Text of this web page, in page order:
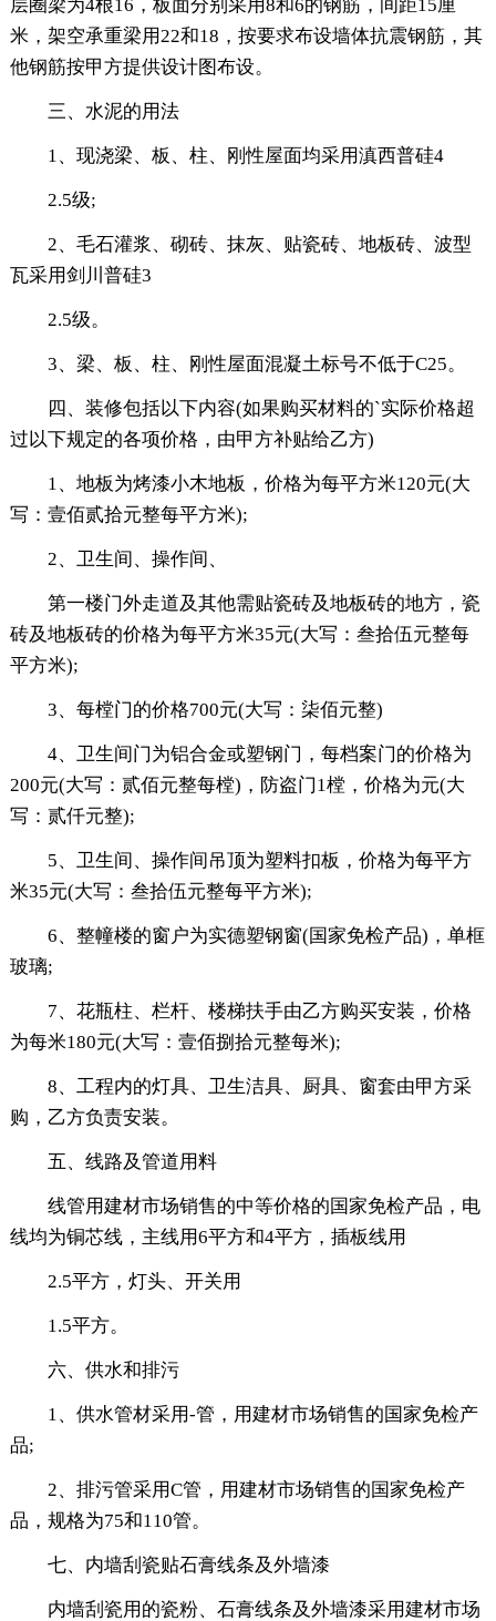
层圈梁为4根16，板面分别采用8和6的钢筋，间距15厘
米，架空承重梁用22和18，按要求布设墙体抗震钢筋，其
他钢筋按甲方提供设计图布设。
三、水泥的用法
1、现浇梁、板、柱、刚性屋面均采用滇西普硅4
2.5级;
2、毛石灌浆、砌砖、抹灰、贴瓷砖、地板砖、波型
瓦采用剑川普硅3
2.5级。
3、梁、板、柱、刚性屋面混凝土标号不低于C25。
四、装修包括以下内容(如果购买材料的`实际价格超
过以下规定的各项价格，由甲方补贴给乙方)
1、地板为烤漆小木地板，价格为每平方米120元(大
写：壹佰贰拾元整每平方米);
2、卫生间、操作间、
第一楼门外走道及其他需贴瓷砖及地板砖的地方，瓷
砖及地板砖的价格为每平方米35元(大写：叁拾伍元整每
平方米);
3、每樘门的价格700元(大写：柒佰元整)
4、卫生间门为铝合金或塑钢门，每档案门的价格为
200元(大写：贰佰元整每樘)，防盗门1樘，价格为元(大
写：贰仟元整);
5、卫生间、操作间吊顶为塑料扣板，价格为每平方
米35元(大写：叁拾伍元整每平方米);
6、整幢楼的窗户为实德塑钢窗(国家免检产品)，单框
玻璃;
7、花瓶柱、栏杆、楼梯扶手由乙方购买安装，价格
为每米180元(大写：壹佰捌拾元整每米);
8、工程内的灯具、卫生洁具、厨具、窗套由甲方采
购，乙方负责安装。
五、线路及管道用料
线管用建材市场销售的中等价格的国家免检产品，电
线均为铜芯线，主线用6平方和4平方，插板线用
2.5平方，灯头、开关用
1.5平方。
六、供水和排污
1、供水管材采用-管，用建材市场销售的国家免检产
品;
2、排污管采用C管，用建材市场销售的国家免检产
品，规格为75和110管。
七、内墙刮瓷贴石膏线条及外墙漆
内墙刮瓷用的瓷粉、石膏线条及外墙漆采用建材市场